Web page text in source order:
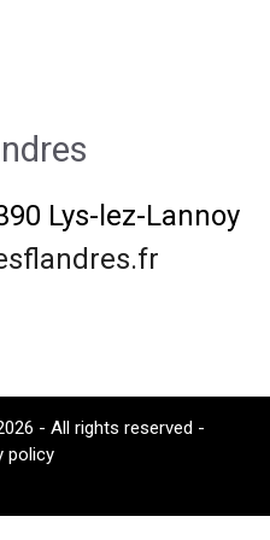
Lys-lez-Lannoy
- All rights reserved -
policy